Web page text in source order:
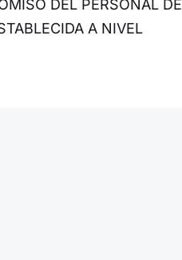
DEL PERSONAL DE
A NIVEL